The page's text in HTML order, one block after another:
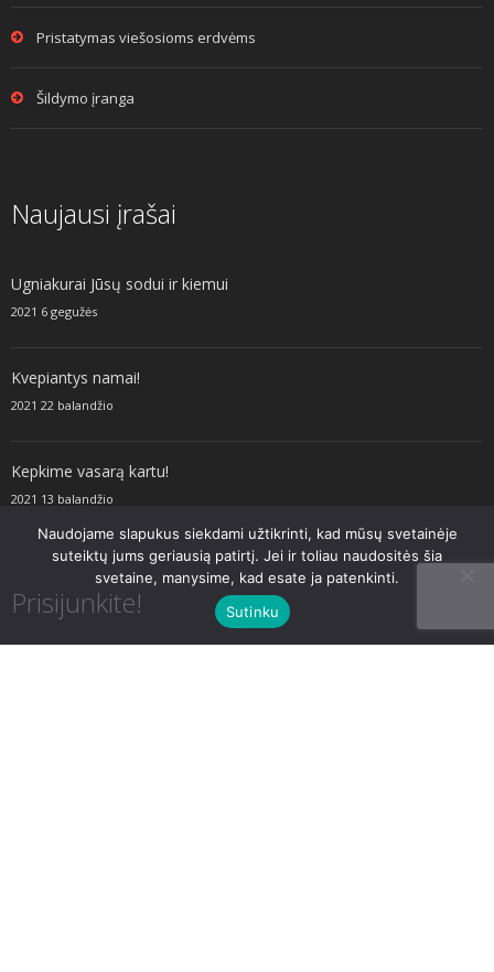
Pristatymas viešosioms erdvėms
Šildymo įranga
Naujausi įrašai
Ugniakurai Jūsų sodui ir kiemui
2021 6 gegužės
Kvepiantys namai!
2021 22 balandžio
Kepkime vasarą kartu!
2021 13 balandžio
Prisijunkite!
Naudojame slapukus siekdami užtikrinti, kad mūsų svetainėje
suteiktų jums geriausią patirtį. Jei ir toliau naudositės šia
svetaine, manysime, kad esate ja patenkinti.
Sutinku